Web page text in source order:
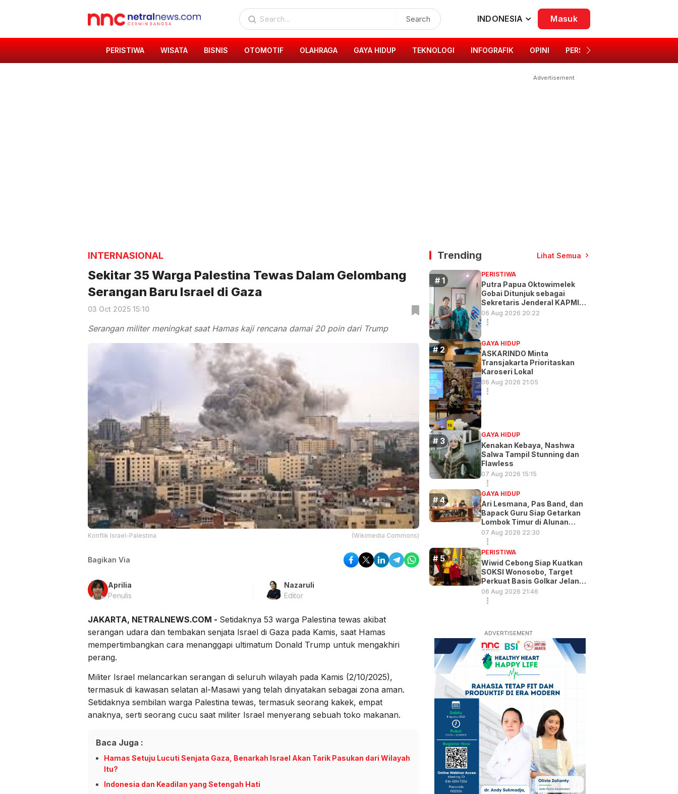
Search INDONESIA Masuk
PERISTIWA WISATA BISNIS OTOMOTIF OLAHRAGA GAYA HIDUP TEKNOLOGI INFOGRAFIK OPINI PERSONA
Advertisement
INTERNASIONAL
Sekitar 35 Warga Palestina Tewas Dalam Gelombang
Serangan Baru Israel di Gaza
03 Oct 2025 15:10
Serangan militer meningkat saat Hamas kaji rencana damai 20 poin dari Trump
Konflik Israel-Palestina (Wikimedia Commons)
Bagikan Via
Aprilia
Penulis
Nazaruli
Editor
JAKARTA, NETRALNEWS.COM - Setidaknya 53 warga Palestina tewas akibat
serangan udara dan tembakan senjata Israel di Gaza pada Kamis, saat Hamas
mempertimbangkan cara menanggapi ultimatum Donald Trump untuk mengakhiri
perang.
Militer Israel melancarkan serangan di seluruh wilayah pada Kamis (2/10/2025),
termasuk di kawasan selatan al-Masawi yang telah dinyatakan sebagai zona aman.
Setidaknya sembilan warga Palestina tewas, termasuk seorang kakek, empat
anaknya, serti seorang cucu saat militer Israel menyerang sebuah toko makanan.
Baca Juga :
Hamas Setuju Lucuti Senjata Gaza, Benarkah Israel Akan Tarik Pasukan dari Wilayah
Itu?
Indonesia dan Keadilan yang Setengah Hati
Trending Lihat Semua
PERISTIWA
Putra Papua Oktowimelek
Gobai Ditunjuk sebagai
Sekretaris Jenderal KAPMI
PT
06 Aug 2026 20:22
GAYA HIDUP
ASKARINDO Minta
Transjakarta Prioritaskan
Karoseri Lokal
06 Aug 2026 21:05
GAYA HIDUP
Kenakan Kebaya, Nashwa
Salwa Tampil Stunning dan
Flawless
07 Aug 2026 15:15
GAYA HIDUP
Ari Lesmana, Pas Band, dan
Bapack Guru Siap Getarkan
Lombok Timur di Alunan
Music Exp
07 Aug 2026 22:30
PERISTIWA
Wiwid Cebong Siap Kuatkan
SOKSI Wonosobo, Target
Perkuat Basis Golkar Jelang
Pemilu 2029
06 Aug 2026 21:46
ADVERTISEMENT